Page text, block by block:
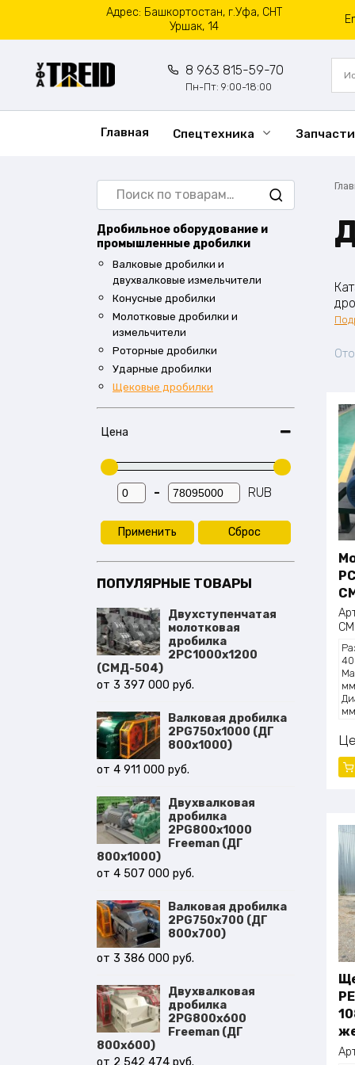
содержанию
Адрес: Башкортостан, г.Уфа, СНТ
Уршак, 14
8 963 815-59-70
Пн-Пт: 9:00-18:00
Главная Спецтехника Запчасти
мм
мм
кВт
Искать:
Дробильное оборудование и
промышленные дробилки
Валковые дробилки и
двухвалковые измельчители
Конусные дробилки
Молотковые дробилки и
измельчители
Роторные дробилки
Ударные дробилки
Щековые дробилки
Цена
Мин. цена
- Макс. цена
RUB
Применить Сброс
ПОПУЛЯРНЫЕ ТОВАРЫ
Двухступенчатая
молотковая
дробилка
2PC1000х1200
(СМД-504)
3 397 000 руб.
Валковая дробилка
2PG750x1000 (ДГ
800х1000)
4 911 000 руб.
Двухвалковая
дробилка
2PG800x1000
Freeman (ДГ
800х1000)
4 507 000 руб.
Валковая дробилка
2PG750x700 (ДГ
800х700)
3 386 000 руб.
Двухвалковая
дробилка
2PG800x600
Freeman (ДГ
800х600)
2 542 474 руб.